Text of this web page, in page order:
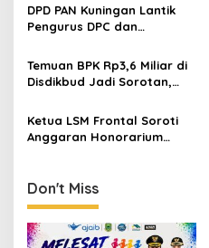
DPD PAN Kuningan Lantik
Pengurus DPC dan
Minimal Satu Dapil Satu
Kursi
Temuan BPK Rp3,6 Miliar di
Disdikbud Jadi Sorotan,
dengan Evaluasi JPT
Pemkab Kuningan
Ketua LSM Frontal Soroti
Anggaran Honorarium
Don't Miss